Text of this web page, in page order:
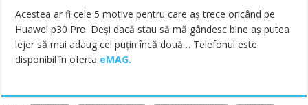
Acestea ar fi cele 5 motive pentru care aș trece oricând pe
Huawei p30 Pro. Deși dacă stau să mă gândesc bine aș putea
lejer să mai adaug cel puțin încă două… Telefonul este
disponibil în oferta eMAG.